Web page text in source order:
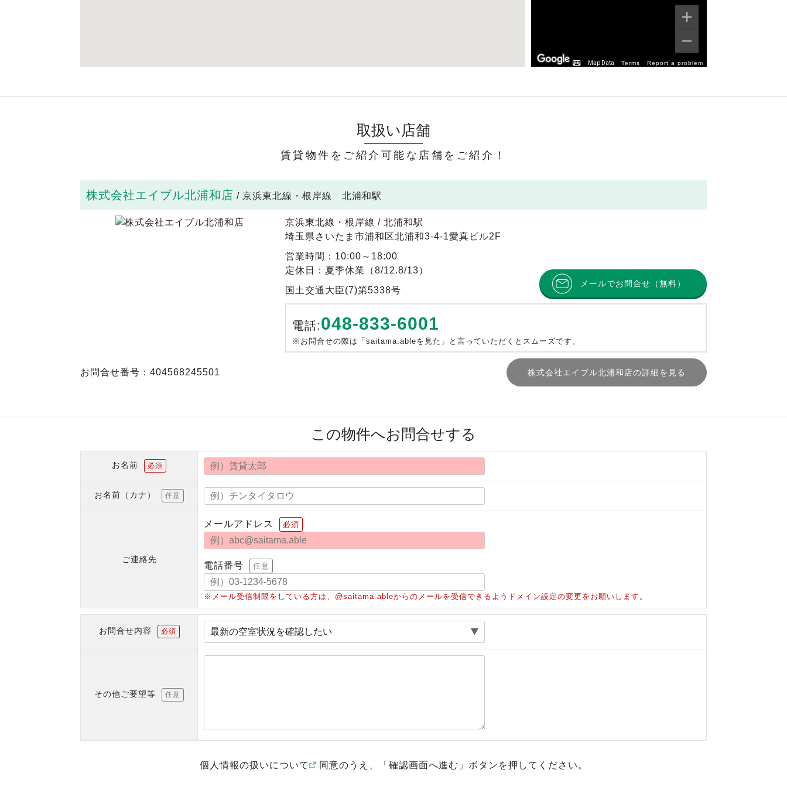
Map Data Terms Report a problem
取扱い店舗
賃貸物件をご紹介可能な店舗をご紹介！
株式会社エイブル北浦和店 / 京浜東北線・根岸線 北浦和駅
京浜東北線・根岸線 / 北浦和駅
埼玉県さいたま市浦和区北浦和3-4-1愛真ビル2F
営業時間：10:00～18:00
定休日：夏季休業（8/12.8/13）
国土交通大臣(7)第5338号
メールでお問合せ（無料）
電話:048-833-6001
※お問合せの際は「saitama.ableを見た」と言っていただくとスムーズです。
お問合せ番号：404568245501 株式会社エイブル北浦和店の詳細を見る
この物件へお問合せする
お名前 必須
お名前（カナ） 任意
ご連絡先
メールアドレス 必須
電話番号 任意
※メール受信制限をしている方は、@saitama.ableからのメールを受信できるようドメイン設定の変更をお願いします。
お問合せ内容 必須
その他ご要望等 任意
個人情報の扱いについて 同意のうえ、「確認画面へ進む」ボタンを押してください。